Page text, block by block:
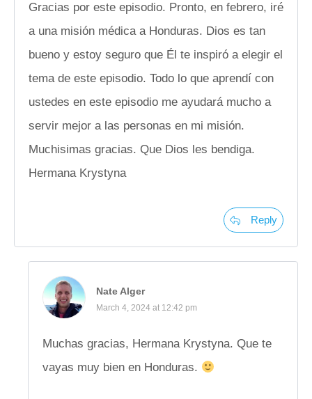
Gracias por este episodio. Pronto, en febrero, iré
a una misión médica a Honduras. Dios es tan
bueno y estoy seguro que Él te inspiró a elegir el
tema de este episodio. Todo lo que aprendí con
ustedes en este episodio me ayudará mucho a
servir mejor a las personas en mi misión.
Muchisimas gracias. Que Dios les bendiga.
Hermana Krystyna
Reply
Nate Alger
March 4, 2024 at 12:42 pm
Muchas gracias, Hermana Krystyna. Que te
vayas muy bien en Honduras.